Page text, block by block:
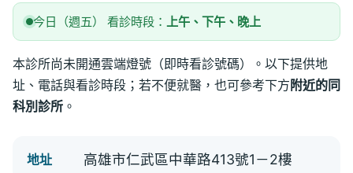
今日（週五） 看診時段： 上午、下午、晚上
本診所尚未開通雲端燈號（即時看診號碼）。以下提供地
址、電話與看診時段；若不便就醫，也可參考下方 附近的同
科別診所 。
地址 高雄市仁武區中華路413號1－2樓